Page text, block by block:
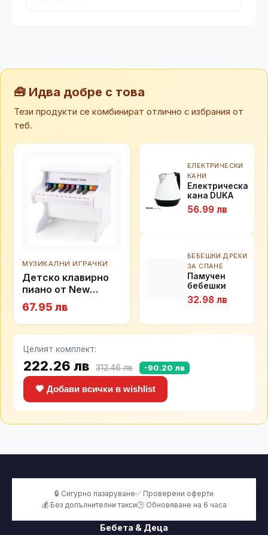
🧰 Идва добре с това
Тези продукти се комбинират отлично с избрания от
теб.
МУЗИКАЛНИ ИГРАЧКИ
Детско клавирно
пиано от New
classic toys
67.95 лв
ЕЛЕКТРИЧЕСКИ
КАНИ
Електрическа
кана DUKA
BOSSE 1,7 мл.,
бял
56.99 лв
БЕБЕШКИ ДРЕХИ
ЗА СПАНЕ
Памучен
бебешки
спален
комплект с
завивка Stars
в
32.98 лв
Целият комплект:
222.26 лв 312.46 лв -90.20 лв
💗 Добави всички в wishlist
🔒 Сигурно пазаруване✅ Проверени оферти
💰 Без допълнителни такси🕒 Обновяване на 6 часа
Бебета & Деца